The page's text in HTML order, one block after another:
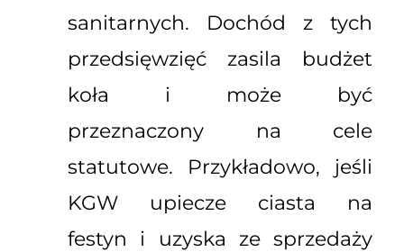
sanitarnych. Dochód z tych
przedsięwzięć zasila budżet
koła i może być
przeznaczony na cele
statutowe. Przykładowo, jeśli
KGW upiecze ciasta na
festyn i uzyska ze sprzedaży